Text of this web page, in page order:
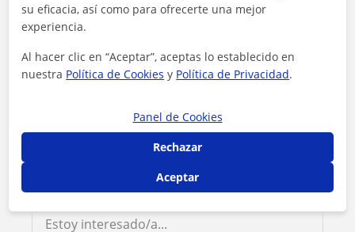
su eficacia, así como para ofrecerte una mejor
experiencia.
Al hacer clic en “Aceptar”, aceptas lo establecido en
nuestra Política de Cookies y Política de Privacidad.
Panel de Cookies
Rechazar
Aceptar